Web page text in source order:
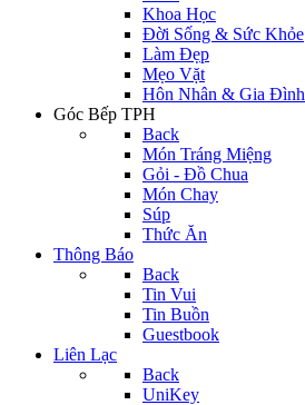
Khoa Học
Đời Sống & Sức Khỏe
Làm Đẹp
Mẹo Vặt
Hôn Nhân & Gia Đình
Góc Bếp TPH
Back
Món Tráng Miệng
Gỏi - Đồ Chua
Món Chay
Súp
Thức Ăn
Thông Báo
Back
Tin Vui
Tin Buồn
Guestbook
Liên Lạc
Back
UniKey